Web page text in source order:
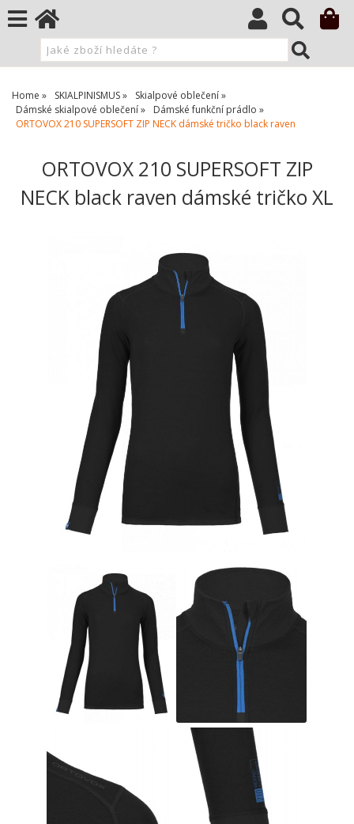
Home SKIALPINISMUS
Skialpové oblečení
Dámské skialpové oblečení
Dámské funkční prádlo
ORTOVOX 210 SUPERSOFT ZIP NECK dámské tričko black raven
ORTOVOX 210 SUPERSOFT ZIP
NECK black raven dámské tričko XL